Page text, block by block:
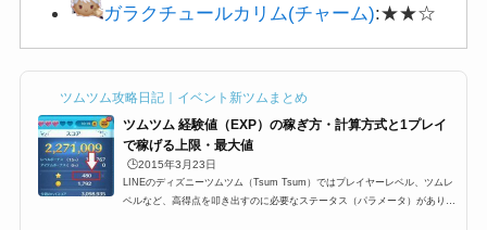
ガラクチュールカリム(チャーム):★★☆
ツムツム攻略日記｜イベント新ツムまとめ
ツムツム 経験値（EXP）の稼ぎ方・計算方式と1プレイ
で稼げる上限・最大値
🕒️2015年3月23日
LINEのディズニーツムツム（Tsum Tsum）ではプレイヤーレベル、ツムレ
ベルなど、高得点を叩き出すのに必要なステータス（パラメータ）がありま